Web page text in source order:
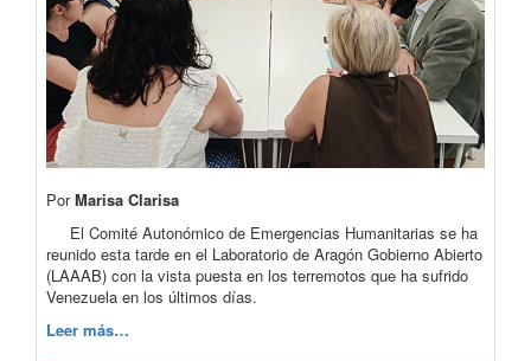
PorMarisa Clarisa
El Comité Autonómico de Emergencias Humanitarias se ha
reunido esta tarde en el Laboratorio de Aragón Gobierno Abierto
(LAAAB) con la vista puesta en los terremotos que ha sufrido
Venezuela en los últimos días.
Leer más…